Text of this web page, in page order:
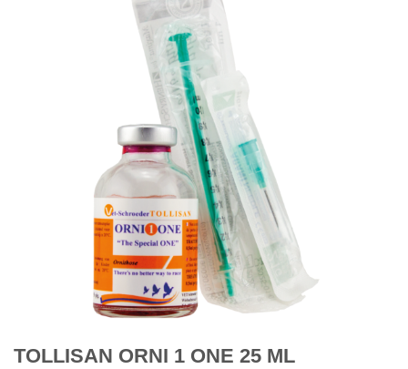
TOLLISAN ORNI 1 ONE 25 ML